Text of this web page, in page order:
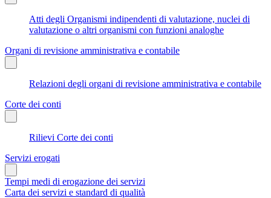
Atti degli Organismi indipendenti di valutazione, nuclei di
valutazione o altri organismi con funzioni analoghe
Organi di revisione amministrativa e contabile
Relazioni degli organi di revisione amministrativa e contabile
Corte dei conti
Rilievi Corte dei conti
Servizi erogati
Tempi medi di erogazione dei servizi
Carta dei servizi e standard di qualità